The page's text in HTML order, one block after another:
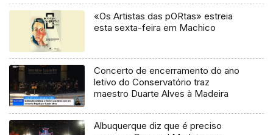
«Os Artistas das pORtas» estreia
esta sexta-feira em Machico
Concerto de encerramento do ano
letivo do Conservatório traz
maestro Duarte Alves à Madeira
Albuquerque diz que é preciso